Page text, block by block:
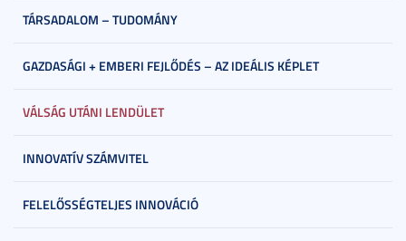
TÁRSADALOM – TUDOMÁNY
GAZDASÁGI + EMBERI FEJLŐDÉS – AZ IDEÁLIS KÉPLET
VÁLSÁG UTÁNI LENDÜLET
INNOVATÍV SZÁMVITEL
FELELŐSSÉGTELJES INNOVÁCIÓ